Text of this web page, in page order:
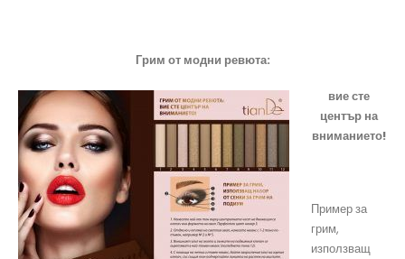
Грим отмодни ревюта:
вие сте
център на
вниманието!
Пример за
грим,
използващ